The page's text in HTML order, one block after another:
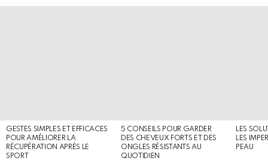
GESTES SIMPLES ET EFFICACES
POUR AMÉLIORER LA
RÉCUPÉRATION APRÈS LE
SPORT
5 CONSEILS POUR GARDER
DES CHEVEUX FORTS ET DES
ONGLES RÉSISTANTS AU
QUOTIDIEN
LES
LES
PEAU